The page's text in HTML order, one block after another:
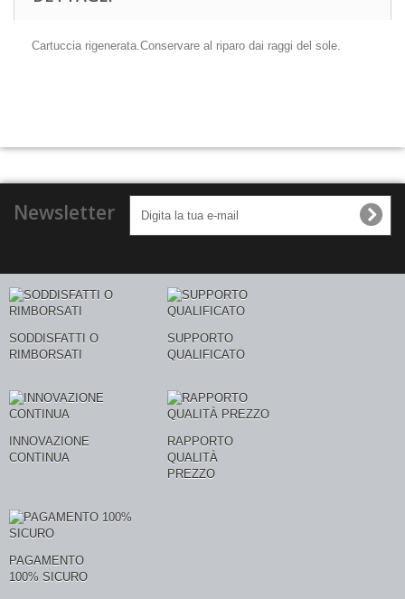
Cartuccia rigenerata.Conservare al riparo dai raggi del sole.
Newsletter
SODDISFATTI O
RIMBORSATI
SUPPORTO
QUALIFICATO
INNOVAZIONE
CONTINUA
RAPPORTO
QUALITÀ
PREZZO
PAGAMENTO
100% SICURO